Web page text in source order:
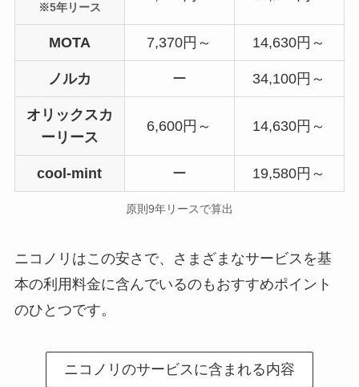
※5年リース
MOTA 7,370円～ 14,630円～
ノルカ ー 34,100円～
オリックスカ
ーリース
6,600円～ 14,630円～
cool-mint ー 19,580円～
原則9年リースで算出
ニコノリはこの安さで、さまざまなサービスを基
本の利用料金に含んでいるのもおすすめポイント
のひとつです。
ニコノリのサービスに含まれる内容